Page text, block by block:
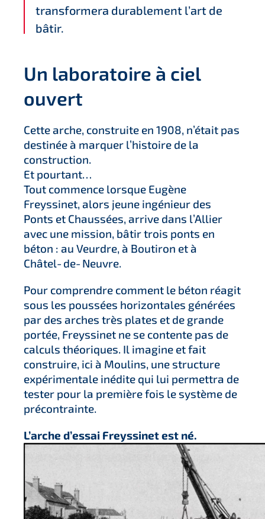
transformera durablement l’art de
bâtir.
Un laboratoire à ciel
ouvert
Cette arche, construite en 1908, n’était pas
destinée à marquer l’histoire de la
construction.
Et pourtant…
Tout commence lorsque Eugène
Freyssinet, alors jeune ingénieur des
Ponts et Chaussées, arrive dans l’Allier
avec une mission, bâtir trois ponts en
béton : au Veurdre, à Boutiron et à
Châtel‑de‑Neuvre.
Pour comprendre comment le béton réagit
sous les poussées horizontales générées
par des arches très plates et de grande
portée, Freyssinet ne se contente pas de
calculs théoriques. Il imagine et fait
construire, ici à Moulins, une structure
expérimentale inédite qui lui permettra de
tester pour la première fois le système de
précontrainte.
L’arche d’essai Freyssinet est né.